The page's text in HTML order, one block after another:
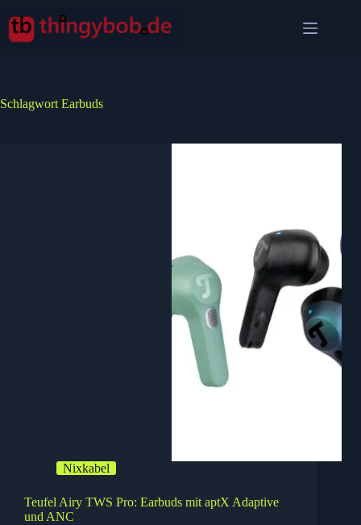
Inhalt
springen
Schlagwort Earbuds
Nixkabel
Teufel Airy TWS Pro: Earbuds mit aptX Adaptive
und ANC